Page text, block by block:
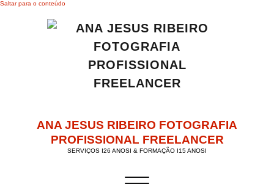
Saltar para o conteúdo
ANA JESUS RIBEIRO FOTOGRAFIA
PROFISSIONAL FREELANCER
SERVIÇOS I26 ANOSI & FORMAÇÃO I15 ANOSI
Alternar a navegação